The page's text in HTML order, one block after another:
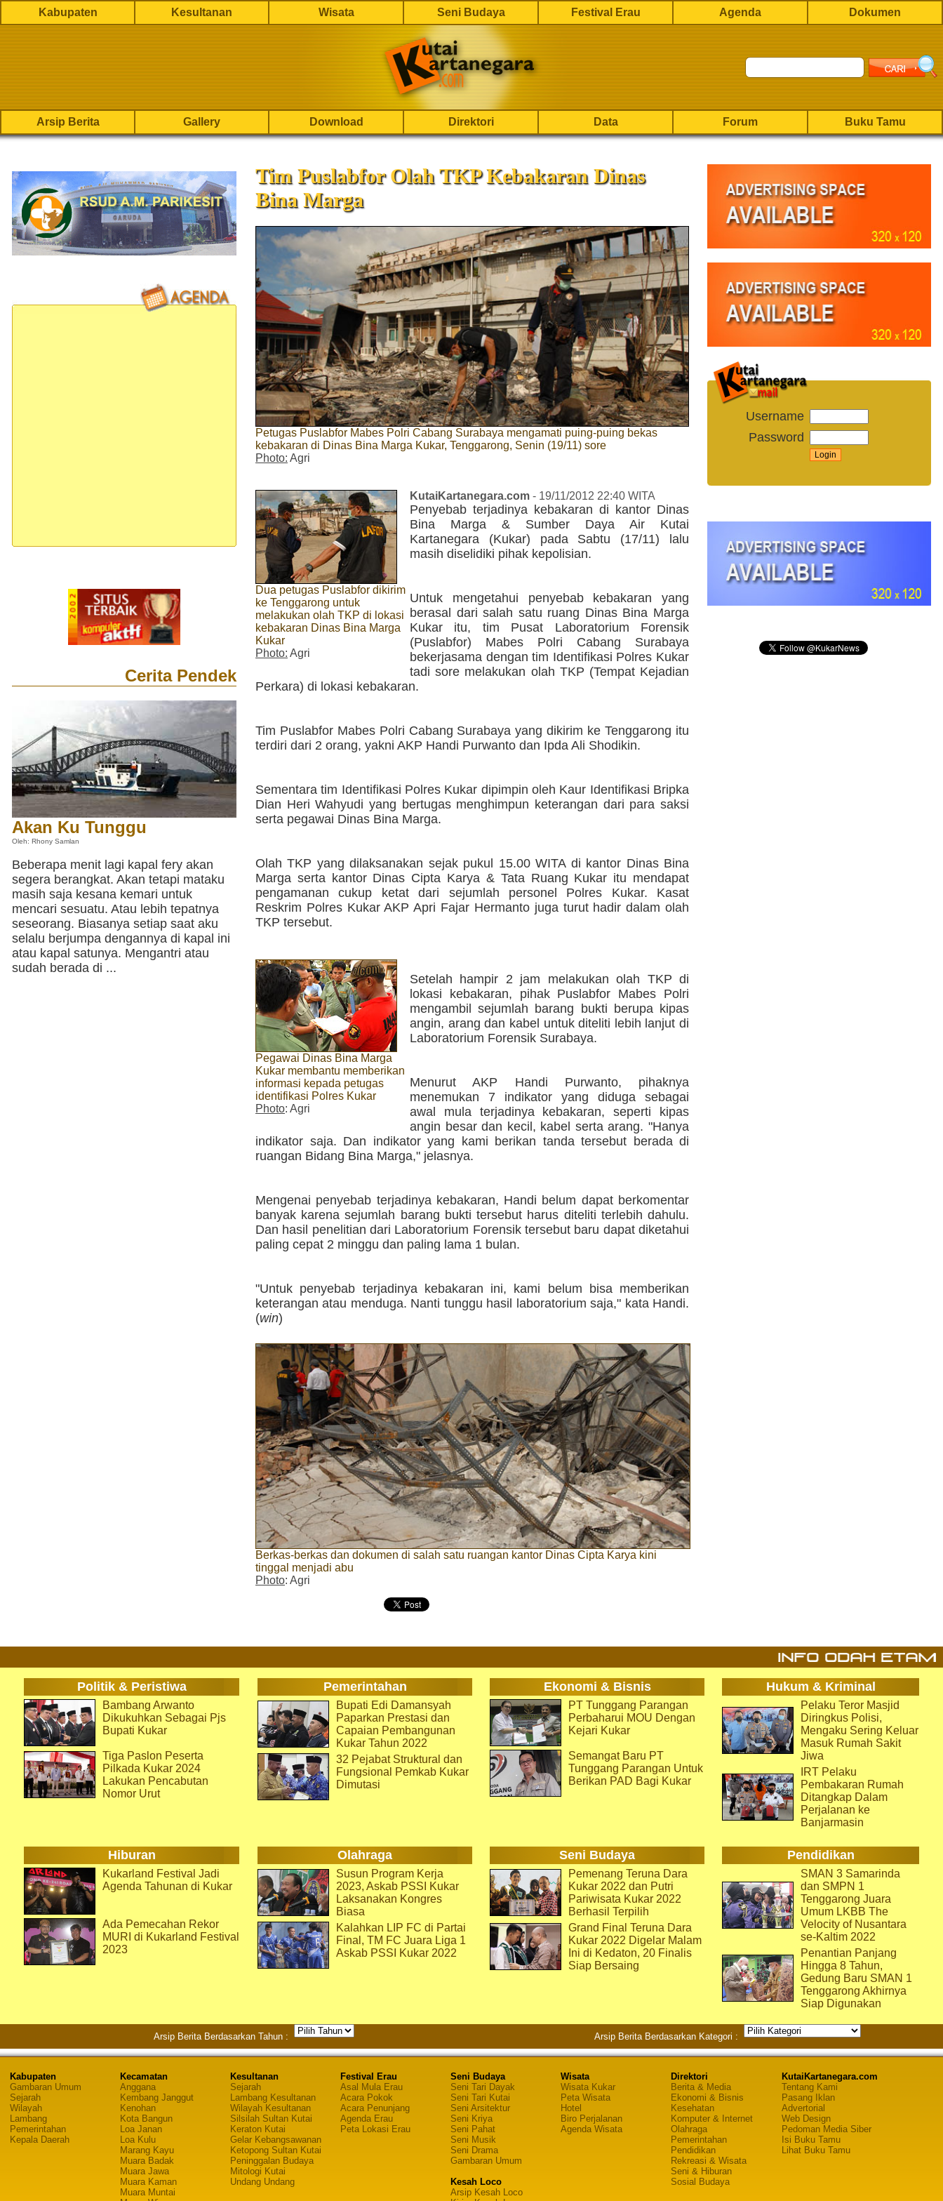
Kabupaten Kesultanan Wisata Seni Budaya Festival Erau Agenda Dokumen
Arsip Berita Gallery Download Direktori Data Forum Buku Tamu
Cerita Pendek
Akan Ku Tunggu
Oleh: Rhony Samlan
Beberapa menit lagi kapal fery akan
segera berangkat. Akan tetapi mataku
masih saja kesana kemari untuk
mencari sesuatu. Atau lebih tepatnya
seseorang. Biasanya setiap saat aku
selalu berjumpa dengannya di kapal ini
atau kapal satunya. Mengantri atau
sudah berada di ...
Tim Puslabfor Olah TKP Kebakaran Dinas
Bina Marga
Petugas Puslabfor Mabes Polri Cabang Surabaya mengamati puing-puing bekas
kebakaran di Dinas Bina Marga Kukar, Tenggarong, Senin (19/11) sore
Photo: Agri
Dua petugas Puslabfor dikirim
ke Tenggarong untuk
melakukan olah TKP di lokasi
kebakaran Dinas Bina Marga
Kukar
Photo: Agri
KutaiKartanegara.com - 19/11/2012 22:40 WITA
Penyebab terjadinya kebakaran di kantor Dinas
Bina Marga & Sumber Daya Air Kutai
Kartanegara (Kukar) pada Sabtu (17/11) lalu
masih diselidiki pihak kepolisian.
Untuk mengetahui penyebab kebakaran yang
berasal dari salah satu ruang Dinas Bina Marga
Kukar itu, tim Pusat Laboratorium Forensik
(Puslabfor) Mabes Polri Cabang Surabaya
bekerjasama dengan tim Identifikasi Polres Kukar
tadi sore melakukan olah TKP (Tempat Kejadian
Perkara) di lokasi kebakaran.
Tim Puslabfor Mabes Polri Cabang Surabaya yang dikirim ke Tenggarong itu
terdiri dari 2 orang, yakni AKP Handi Purwanto dan Ipda Ali Shodikin.
Sementara tim Identifikasi Polres Kukar dipimpin oleh Kaur Identifikasi Bripka
Dian Heri Wahyudi yang bertugas menghimpun keterangan dari para saksi
serta pegawai Dinas Bina Marga.
Olah TKP yang dilaksanakan sejak pukul 15.00 WITA di kantor Dinas Bina
Marga serta kantor Dinas Cipta Karya & Tata Ruang Kukar itu mendapat
pengamanan cukup ketat dari sejumlah personel Polres Kukar. Kasat
Reskrim Polres Kukar AKP Apri Fajar Hermanto juga turut hadir dalam olah
TKP tersebut.
Pegawai Dinas Bina Marga
Kukar membantu memberikan
informasi kepada petugas
identifikasi Polres Kukar
Photo: Agri
Setelah hampir 2 jam melakukan olah TKP di
lokasi kebakaran, pihak Puslabfor Mabes Polri
mengambil sejumlah barang bukti berupa kipas
angin, arang dan kabel untuk diteliti lebih lanjut di
Laboratorium Forensik Surabaya.
Menurut AKP Handi Purwanto, pihaknya
menemukan 7 indikator yang diduga sebagai
awal mula terjadinya kebakaran, seperti kipas
angin besar dan kecil, kabel serta arang. "Hanya
indikator saja. Dan indikator yang kami berikan tanda tersebut berada di
ruangan Bidang Bina Marga," jelasnya.
Mengenai penyebab terjadinya kebakaran, Handi belum dapat berkomentar
banyak karena sejumlah barang bukti tersebut harus diteliti terlebih dahulu.
Dan hasil penelitian dari Laboratorium Forensik tersebut baru dapat diketahui
paling cepat 2 minggu dan paling lama 1 bulan.
"Untuk penyebab terjadinya kebakaran ini, kami belum bisa memberikan
keterangan atau menduga. Nanti tunggu hasil laboratorium saja," kata Handi.
(win)
Berkas-berkas dan dokumen di salah satu ruangan kantor Dinas Cipta Karya kini
tinggal menjadi abu
Photo: Agri
Username
Password
Politik & Peristiwa Pemerintahan Ekonomi & Bisnis Hukum & Kriminal
Bambang Arwanto
Dikukuhkan Sebagai Pjs
Bupati Kukar
Tiga Paslon Peserta
Pilkada Kukar 2024
Lakukan Pencabutan
Nomor Urut
Bupati Edi Damansyah
Paparkan Prestasi dan
Capaian Pembangunan
Kukar Tahun 2022
32 Pejabat Struktural dan
Fungsional Pemkab Kukar
Dimutasi
PT Tunggang Parangan
Perbaharui MOU Dengan
Kejari Kukar
Semangat Baru PT
Tunggang Parangan Untuk
Berikan PAD Bagi Kukar
Pelaku Teror Masjid
Diringkus Polisi,
Mengaku Sering Keluar
Masuk Rumah Sakit
Jiwa
IRT Pelaku
Pembakaran Rumah
Ditangkap Dalam
Perjalanan ke
Banjarmasin
Hiburan Olahraga Seni Budaya Pendidikan
Kukarland Festival Jadi
Agenda Tahunan di Kukar
Ada Pemecahan Rekor
MURI di Kukarland Festival
2023
Susun Program Kerja
2023, Askab PSSI Kukar
Laksanakan Kongres
Biasa
Kalahkan LIP FC di Partai
Final, TM FC Juara Liga 1
Askab PSSI Kukar 2022
Pemenang Teruna Dara
Kukar 2022 dan Putri
Pariwisata Kukar 2022
Berhasil Terpilih
Grand Final Teruna Dara
Kukar 2022 Digelar Malam
Ini di Kedaton, 20 Finalis
Siap Bersaing
SMAN 3 Samarinda
dan SMPN 1
Tenggarong Juara
Umum LKBB The
Velocity of Nusantara
se-Kaltim 2022
Penantian Panjang
Hingga 8 Tahun,
Gedung Baru SMAN 1
Tenggarong Akhirnya
Siap Digunakan
Arsip Berita Berdasarkan Tahun : Arsip Berita Berdasarkan Kategori :
Kabupaten
Gambaran Umum
Sejarah
Wilayah
Lambang
Pemerintahan
Kepala Daerah
Kecamatan
Anggana
Kembang Janggut
Kenohan
Kota Bangun
Loa Janan
Loa Kulu
Marang Kayu
Muara Badak
Muara Jawa
Muara Kaman
Muara Muntai
Kesultanan
Sejarah
Lambang Kesultanan
Wilayah Kesultanan
Silsilah Sultan Kutai
Keraton Kutai
Gelar Kebangsawanan
Ketopong Sultan Kutai
Peninggalan Budaya
Mitologi Kutai
Undang Undang
Festival Erau
Asal Mula Erau
Acara Pokok
Acara Penunjang
Agenda Erau
Peta Lokasi Erau
Seni Budaya
Seni Tari Dayak
Seni Tari Kutai
Seni Arsitektur
Seni Kriya
Seni Pahat
Seni Musik
Seni Drama
Gambaran Umum
Kesah Loco
Arsip Kesah Loco
Wisata
Wisata Kukar
Peta Wisata
Hotel
Biro Perjalanan
Agenda Wisata
Direktori
Berita & Media
Ekonomi & Bisnis
Kesehatan
Komputer & Internet
Olahraga
Pemerintahan
Pendidikan
Rekreasi & Wisata
Seni & Hiburan
Sosial Budaya
KutaiKartanegara.com
Tentang Kami
Pasang Iklan
Advertorial
Web Design
Pedoman Media Siber
Isi Buku Tamu
Lihat Buku Tamu